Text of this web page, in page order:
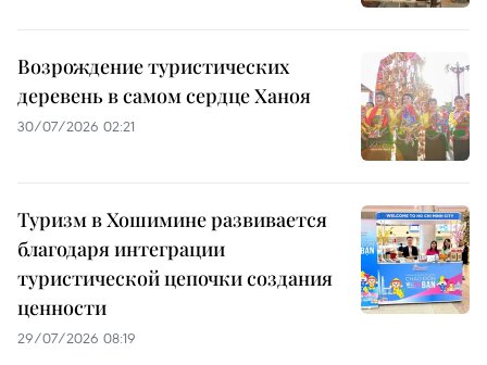
Возрождение туристических
деревень в самом сердце Ханоя
30/07/2026 02:21
Туризм в Хошимине развивается
благодаря интеграции
туристической цепочки создания
ценности
29/07/2026 08:19